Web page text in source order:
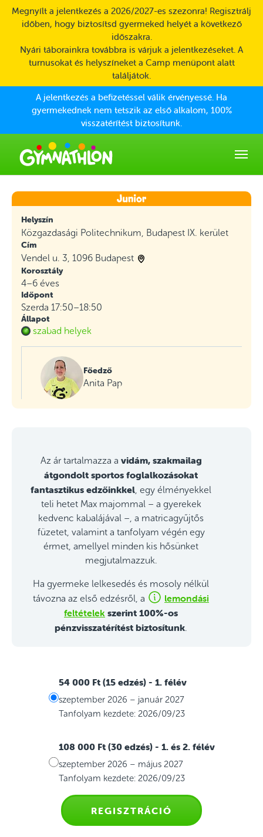
Skip to main content
Megnyílt a jelentkezés a 2026/2027-es szezonra! Regisztrálj
időben, hogy biztosítsd gyermeked helyét a következő
időszakra.
Nyári táborainkra továbbra is várjuk a jelentkezéseket. A
turnusokat és helyszíneket a Camp menüpont alatt
találjátok.
A jelentkezés a befizetéssel válik érvényessé. Ha
gyermekednek nem tetszik az első alkalom, 100%
visszatérítést biztosítunk.
Helyszín
Közgazdasági Politechnikum, Budapest IX. kerület
Cím
Vendel u. 3, 1096 Budapest
Korosztály
4–6 éves
Időpont
Szerda 17:50–18:50
Állapot
szabad helyek
Főedző
Anita Pap
Az ár tartalmazza a vidám, szakmailag
átgondolt sportos foglalkozásokat
fantasztikus edzőinkkel , egy élményekkel
teli hetet Max majommal – a gyerekek
kedvenc kabalájával –, a matricagyűjtős
füzetet, valamint a tanfolyam végén egy
érmet, amellyel minden kis hősünket
megjutalmazzuk.
Ha gyermeke lelkesedés és mosoly nélkül
távozna az első edzésről, a
lemondási
feltételek szerint 100%-os
pénzvisszatérítést biztosítunk.
54 000 Ft (15 edzés) - 1. félév
szeptember 2026 – január 2027
Tanfolyam kezdete: 2026/09/23
108 000 Ft (30 edzés) - 1. és 2. félév
szeptember 2026 – május 2027
Tanfolyam kezdete: 2026/09/23
REGISZTRÁCIÓ